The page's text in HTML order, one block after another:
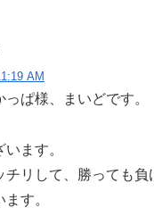
AM
ぱ様、まいどです。
ます。
チリして、勝っても負
す。